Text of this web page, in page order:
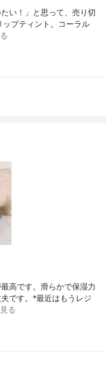
い！」と思って、売り切
プティント。コーラル
高です。滑らかで保湿力
です。*最近はもうレジ
る